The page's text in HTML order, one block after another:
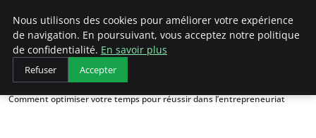
LECFCM
Accueil
Gestion du temps
Comment optimiser votre temps pour réussir dans l’entrepreneuriat
Nous utilisons des cookies pour améliorer votre expérience
de navigation. En poursuivant, vous acceptez notre politique
de confidentialité. En savoir plus
Refuser Accepter